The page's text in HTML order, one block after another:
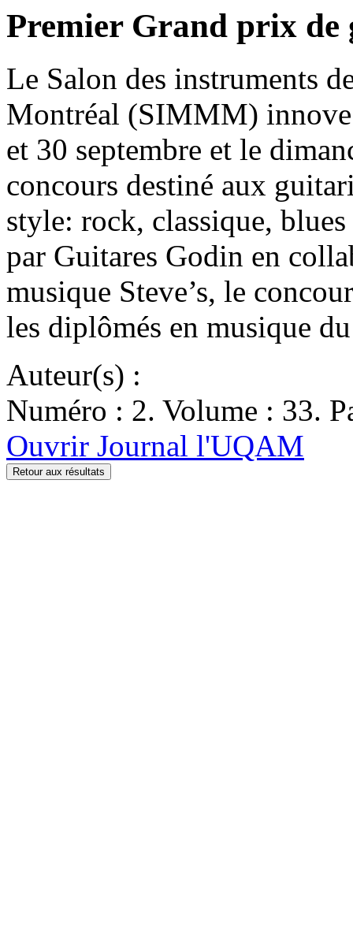
Premier Grand prix de
Le Salon des instruments
Montréal (SIMMM) innove
et 30 septembre et le
concours destiné aux
style: rock, classique,
par Guitares Godin en
musique Steve’s, le
les diplômés en musique
Auteur(s) :
Numéro : 2. Volume : 33.
Ouvrir Journal l'UQAM
Retour aux résultats